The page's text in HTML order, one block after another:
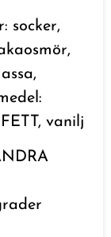
socker,
vanilj